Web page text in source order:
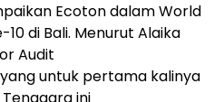
Ecoton dalamWorld
10 di Bali. Menurut Alaika
Audit
untuk pertama kalinya